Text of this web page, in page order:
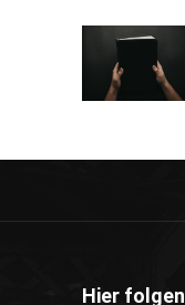
Hier folgen